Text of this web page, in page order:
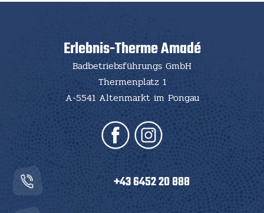
Erlebnis-Therme Amadé
Badbetriebsführungs GmbH
Thermenplatz 1
A-5541 Altenmarkt im Pongau
+43 6452 20 888